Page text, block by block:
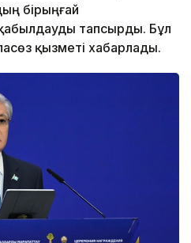
бірыңғай
тапсырды. Бұл
қызметі хабарлады.